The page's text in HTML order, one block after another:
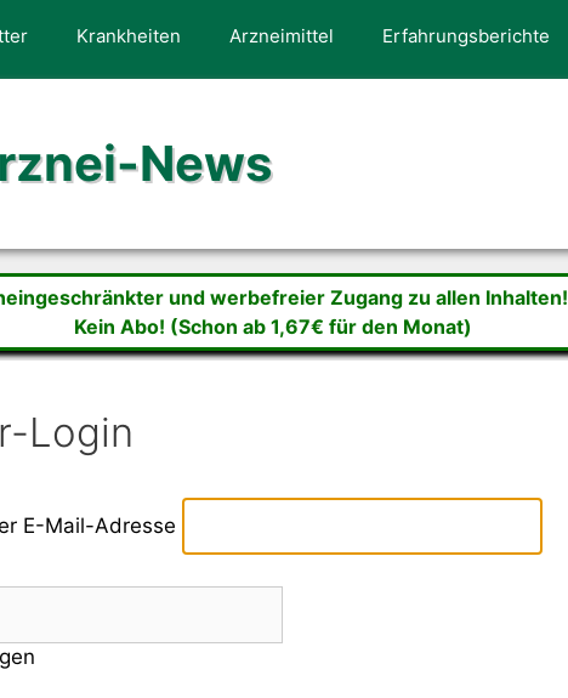
Krankheiten Arzneimittel Erfahrungsberichte
News
und werbefreier Zugang zu allen Inhalten!
Kein Abo! (Schon ab 1,67€ für den Monat)
Login
E-Mail-Adresse